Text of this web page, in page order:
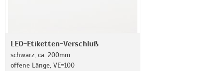
LEO-Etiketten-Verschluß
schwarz, ca. 200mm
offene Länge, VE=100